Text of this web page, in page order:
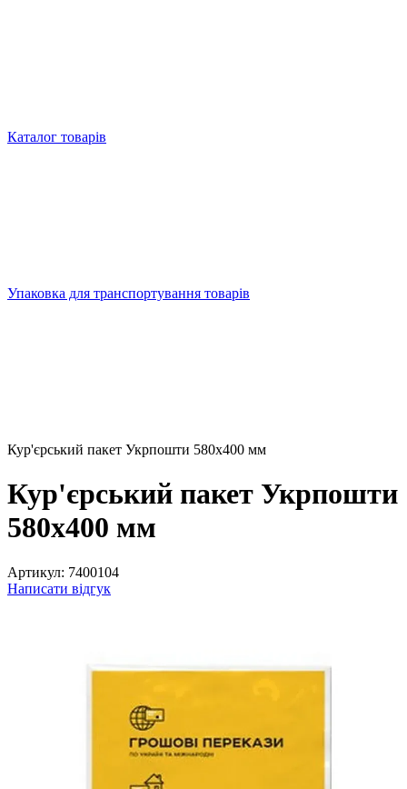
Каталог товарів
Упаковка для транспортування товарів
Кур'єрський пакет Укрпошти 580x400 мм
Кур'єрський пакет Укрпошти
580x400 мм
Артикул: 7400104
Написати відгук